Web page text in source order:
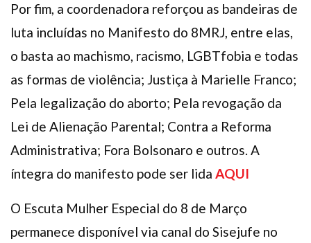
Por fim, a coordenadora reforçou as bandeiras de
luta incluídas no Manifesto do 8MRJ, entre elas,
o basta ao machismo, racismo, LGBTfobia e todas
as formas de violência; Justiça à Marielle Franco;
Pela legalização do aborto; Pela revogação da
Lei de Alienação Parental; Contra a Reforma
Administrativa; Fora Bolsonaro e outros. A
íntegra do manifesto pode ser lida AQUI
O Escuta Mulher Especial do 8 de Março
permanece disponível via canal do Sisejufe no